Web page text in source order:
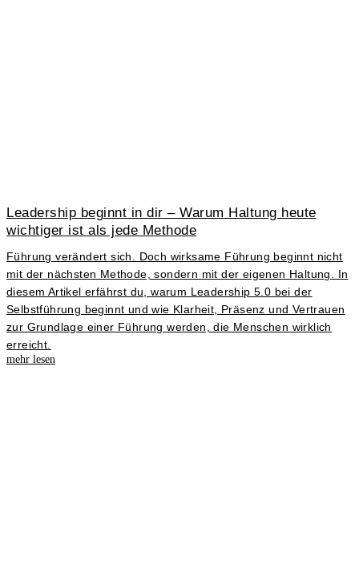
Leadership beginnt in dir – Warum Haltung heute
wichtiger ist als jede Methode
Führung verändert sich. Doch wirksame Führung beginnt nicht
mit der nächsten Methode, sondern mit der eigenen Haltung. In
diesem Artikel erfährst du, warum Leadership 5.0 bei der
Selbstführung beginnt und wie Klarheit, Präsenz und Vertrauen
zur Grundlage einer Führung werden, die Menschen wirklich
erreicht.
mehr lesen